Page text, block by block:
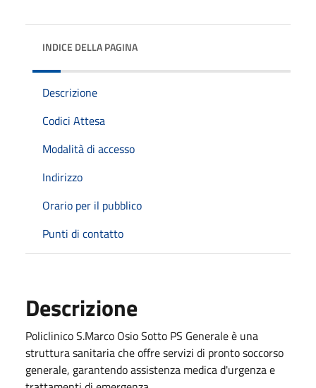
INDICE DELLA PAGINA
Descrizione
Codici Attesa
Modalità di accesso
Indirizzo
Orario per il pubblico
Punti di contatto
Descrizione
Policlinico S.Marco Osio Sotto PS Generale è una
struttura sanitaria che offre servizi di pronto soccorso
generale, garantendo assistenza medica d'urgenza e